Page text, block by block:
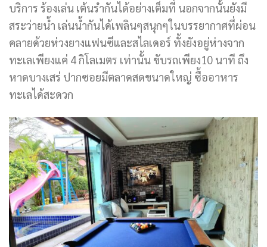
บริการ ร้องเล่น เต้นรำกันได้อย่างเต็มที่ นอกจากนั้นยังมี
สระว่ายน้ำ เล่นน้ำกันได้เพลินๆสนุกๆในบรรยากาศที่ผ่อน
คลายด้วยห่วงยางแฟนซีและสไลเดอร์ ทั้งยังอยู่ห่างจาก
ทะเลเพียงแค่ 4 กิโลเมตร เท่านั้น ขับรถเพียง10 นาที ถึง
หาดบางเสร่ ปากซอยมีตลาดสดขนาดใหญ่ ซื้ออาหาร
ทะเลได้สะดวก